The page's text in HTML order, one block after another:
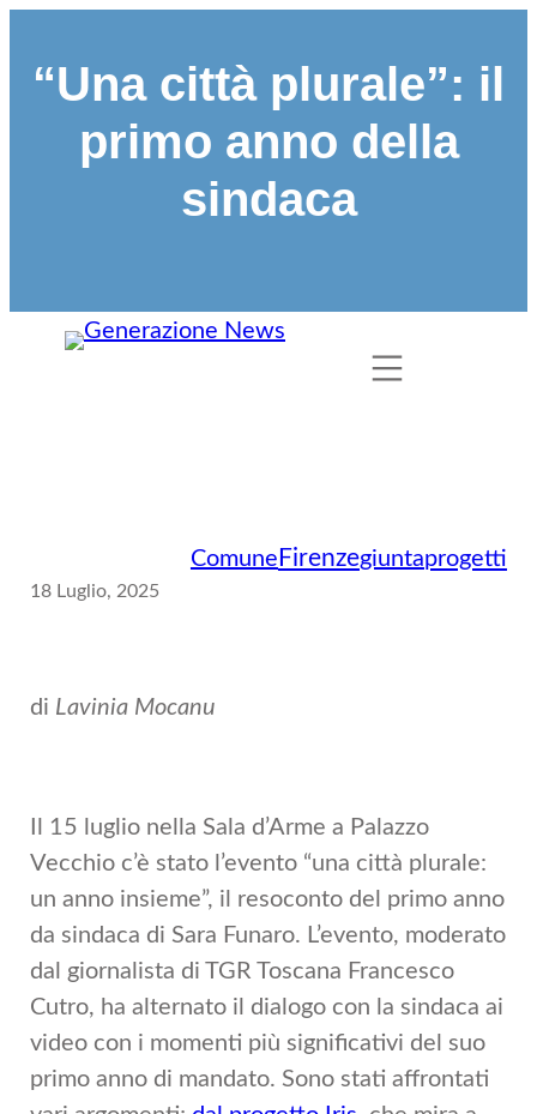
“Una città plurale”: il
primo anno della
sindaca
Comune Firenzegiuntaprogetti
18 Luglio, 2025
di Lavinia Mocanu
Il 15 luglio nella Sala d’Arme a Palazzo
Vecchio c’è stato l’evento “una città plurale:
un anno insieme”, il resoconto del primo anno
da sindaca di Sara Funaro. L’evento, moderato
dal giornalista di TGR Toscana Francesco
Cutro, ha alternato il dialogo con la sindaca ai
video con i momenti più significativi del suo
primo anno di mandato. Sono stati affrontati